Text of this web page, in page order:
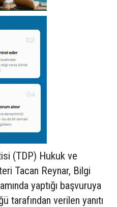
(TDP) Hukuk ve
Tacan Reynar, Bilgi
yaptığı başvuruya
tarafından verilen yanıtı